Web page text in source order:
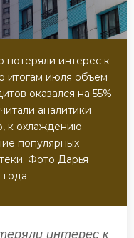
потеряли интерес к
июля объем
оказался на 55%
аналитики
к охлаждению
популярных
Фото Дарья
интерес к